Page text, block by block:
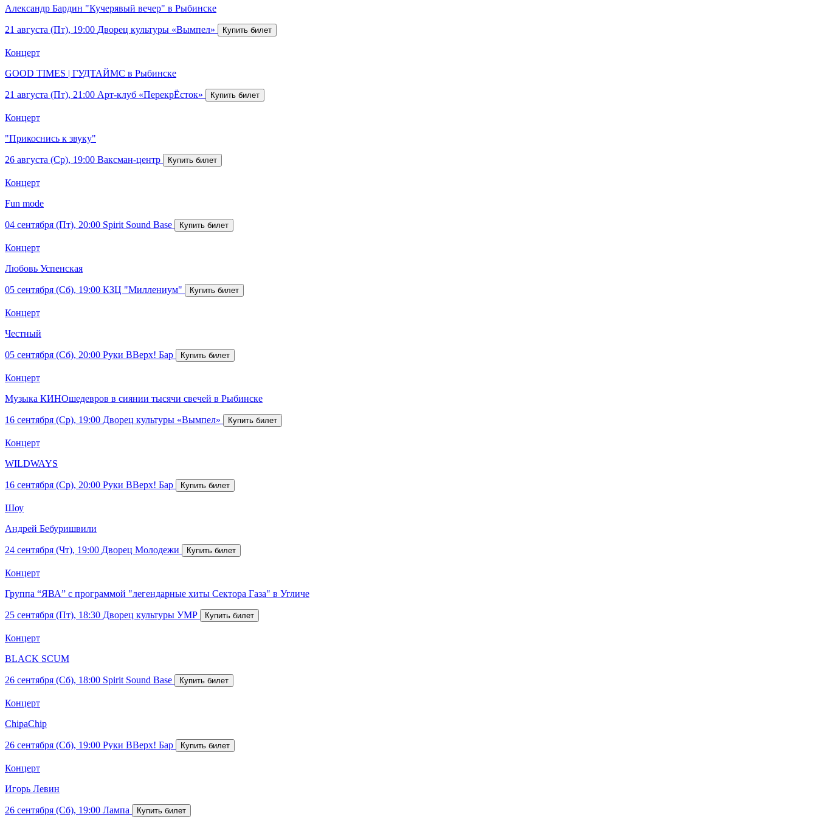
Александр Бардин "Кучерявый вечер" в Рыбинске
21 августа (Пт), 19:00 Дворец культуры «Вымпел»
Концерт
GOOD TIMES | ГУДТАЙМС в Рыбинске
21 августа (Пт), 21:00 Арт-клуб «ПерекрЁсток»
Концерт
"Прикоснись к звуку"
26 августа (Ср), 19:00 Ваксман-центр
Концерт
Fun mode
04 сентября (Пт), 20:00 Spirit Sound Base
Концерт
Любовь Успенская
05 сентября (Сб), 19:00 КЗЦ "Миллениум"
Концерт
Честный
05 сентября (Сб), 20:00 Руки ВВерх! Бар
Концерт
Музыка КИНОшедевров в сиянии тысячи свечей в Рыбинске
16 сентября (Ср), 19:00 Дворец культуры «Вымпел»
Концерт
WILDWAYS
16 сентября (Ср), 20:00 Руки ВВерх! Бар
Шоу
Андрей Бебуришвили
24 сентября (Чт), 19:00 Дворец Молодежи
Концерт
Группа “ЯВА” с программой "легендарные хиты Сектора Газа" в Угличе
25 сентября (Пт), 18:30 Дворец культуры УМР
Концерт
BLACK SCUM
26 сентября (Сб), 18:00 Spirit Sound Base
Концерт
ChipaChip
26 сентября (Сб), 19:00 Руки ВВерх! Бар
Концерт
Игорь Левин
26 сентября (Сб), 19:00 Лампа